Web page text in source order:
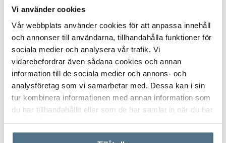
Vi använder cookies
Vår webbplats använder cookies för att anpassa innehåll
och annonser till användarna, tillhandahålla funktioner för
sociala medier och analysera vår trafik. Vi
vidarebefordrar även sådana cookies och annan
information till de sociala medier och annons- och
analysföretag som vi samarbetar med. Dessa kan i sin
tur kombinera informationen med annan information som
du har tillhandahållit eller som de har samlat in när du har
använt deras tjänster.